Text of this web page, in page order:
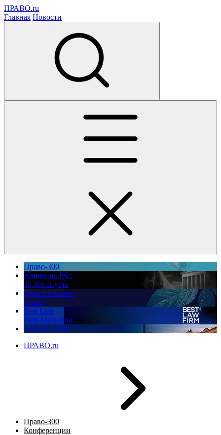
ПРАВО.ru
Главная Новости
Право-300
Юррынок РФ:
35 лет спустя
Экологическое
право
Best Law
Firm Marketing
ПМЮФ 2026
ПРАВО.ru
Право-300
Конференции